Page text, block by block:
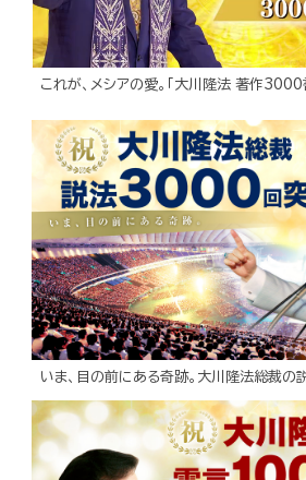
これが、メシアの愛。「大川隆法 著作
いま、目の前にある奇跡。大川隆法総裁